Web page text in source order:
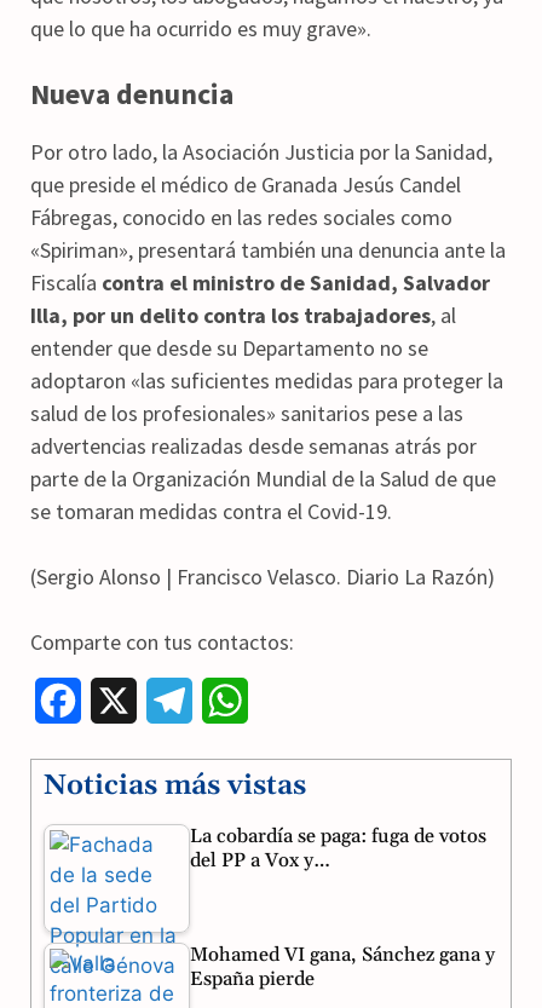
que lo que ha ocurrido es muy grave».
Nueva denuncia
Por otro lado, la Asociación Justicia por la Sanidad,
que preside el médico de Granada Jesús Candel
Fábregas, conocido en las redes sociales como
«Spiriman», presentará también una denuncia ante la
Fiscalía contra el ministro de Sanidad, Salvador
Illa, por un delito contra los trabajadores, al
entender que desde su Departamento no se
adoptaron «las suficientes medidas para proteger la
salud de los profesionales» sanitarios pese a las
advertencias realizadas desde semanas atrás por
parte de la Organización Mundial de la Salud de que
se tomaran medidas contra el Covid-19.
(Sergio Alonso | Francisco Velasco. Diario La Razón)
Comparte con tus contactos:
c
e
b
o
o
l
e
a
a
t
p
Noticias más vistas
La cobardía se paga: fuga de votos
del PP a Vox y…
Mohamed VI gana, Sánchez gana y
España pierde